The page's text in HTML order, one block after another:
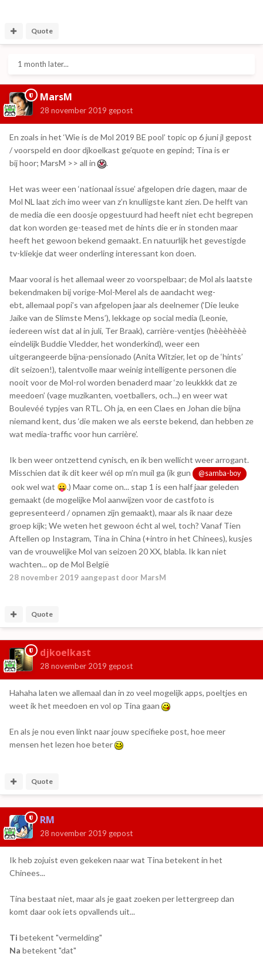
Quote
1 month later...
MarsM
28 november 2019 gepost
En zoals in het ‘Wie is de Mol 2019 BE pool’ topic op 6 juni jl gepost
/ voorspeld en door djkoelkast ge’quote en gepind; Tina is er
bij hoor; MarsM >> all in
.
Het was weer een ‘nationaal issue’ afgelopen drie dagen, maar de
Mol NL laat zich imo weer van z’n knulligste kant zien. De helft van
de media die een doosje opgestuurd had heeft niet echt begrepen
dat kon worden ge-teased met de hints die er in stonden maar
heeft het gewoon bekend gemaakt. En natuurlijk het gevestigde
tv-kliekje dat weer onderling interessant kon doen.
Maar vooral is het allemaal weer zo voorspelbaar; de Mol als laatste
bekendmaken bij vorige-Mol-Merel als de aandacht weg-
ebt, allemaal popi’s van afgelopen jaar als deelnemer (‘Die leuke
Jaike van de Slimste Mens’), lekkage op social media (Leonie,
iedereen wist dat al in juli, Ter Braak), carrière-ventjes (hèèèhèèè
eindelijk Buddie Vledder, het wonderkind), weer een
uitgerangeerde bijna-pensionado (Anita Witzier, let op de ‘hints’
dit seizoen!), talentvolle maar weinig intelligente personen die
nooit voor de Mol-rol worden benaderd maar ‘zo leukkkk dat ze
meedoen’ (vage muzikanten, voetballers, och...) en weer wat
Boulevéé typjes van RTL. Oh ja, en een Claes en Johan die bijna
niemand kent, dus ‘die maken we als eerste bekend, dan hebben ze
wat media-traffic voor hun carrière’.
Ik ben weer ontzettend cynisch, en ik ben wellicht weer arrogant.
Misschien dat ik dit keer wél op m’n muil ga (ik gun
@samba-boy
ook wel wat 😛.) Maar come on... stap 1 is een half jaar geleden
gemaakt (de mogelijke Mol aanwijzen voor de castfoto is
gepresenteerd / opnamen zijn gemaakt), maar als ik naar deze
groep kijk; We weten het gewoon écht al wel, toch? Vanaf Tien
Aftellen op Instagram, Tina in China (+intro in het Chinees), kusjes
van de vrouwelijke Mol van seizoen 20 XX, blabla. Ik kan niet
wachten... op de Mol België
28 november 2019 aangepast door MarsM
Quote
djkoelkast
28 november 2019 gepost
Hahaha laten we allemaal dan in zo veel mogelijk apps, poeltjes en
weet ik het meedoen en vol op Tina gaan
En als je nou even linkt naar jouw specifieke post, hoe meer
mensen het lezen hoe beter
Quote
RM
28 november 2019 gepost
Ik heb zojuist even gekeken naar wat Tina betekent in het
Chinees...
Tina bestaat niet, maar als je gaat zoeken per lettergreep dan
komt daar ook iets opvallends uit...
Ti betekent "vermelding"
Na betekent "dat"